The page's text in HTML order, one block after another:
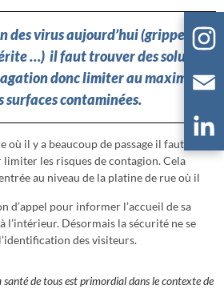
virus aujourd’hui (grippe,
…) il faut trouver des solutions
donc limiter au maximum
contaminées.
où il y a beaucoup de passage il faut
les risques de contagion. Cela
au niveau de la platine de rue où il
d’appel pour informer l’accueil de sa
l’intérieur. Désormais la sécurité ne se
des visiteurs.
de tous est primordial dans le contexte de